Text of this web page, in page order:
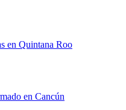
en Quintana Roo
en Cancún